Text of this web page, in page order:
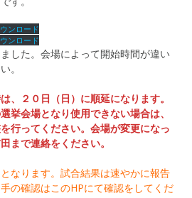
ンロード
ンロード
した。会場によって開始時間が違い
。
、２０日（日）に順延になります。
挙会場となり使用できない場合は、
行ってください。会場が変更になっ
まで連絡をください。
ります。試合結果は速やかに報告
の確認はこのHPにて確認をしてくだ